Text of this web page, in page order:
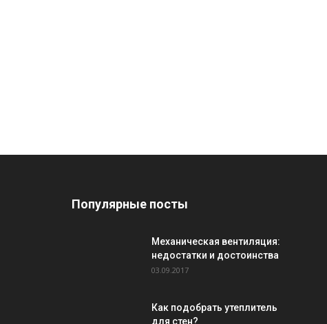
Популярные посты
Механическая вентиляция:
недостатки и достоинства
03.09.2017
Как подобрать утеплитель
для стен?